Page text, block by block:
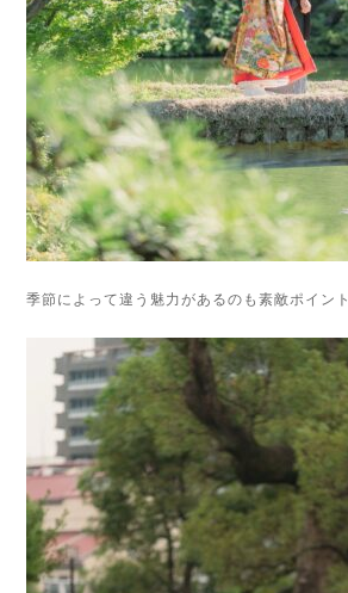
季節によって違う魅力があるのも素敵ポイント